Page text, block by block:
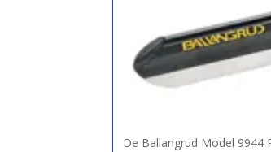
De Ballangrud Model 9944